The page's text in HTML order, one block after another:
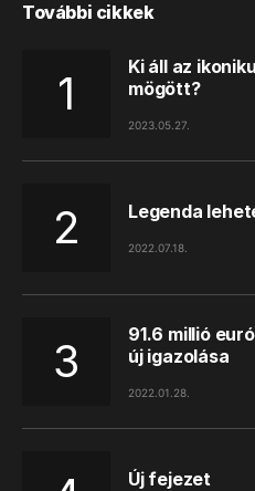
További cikkek
Ki áll az
mögött?
2023.05.27.
Legenda
2022.07.18.
91.6 millió
új igazolása
2022.01.28.
Új fejezet